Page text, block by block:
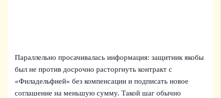
Параллельно просачивалась информация: защитник якобы
был не против досрочно расторгнуть контракт с
«Филадельфией» без компенсации и подписать новое
соглашение на меньшую сумму. Такой шаг обычно